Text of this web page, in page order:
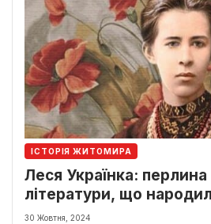
ІСТОРІЯ ЖИТОМИРА
Леся Українка: перлина
літератури, що
Житомирі
30 Жовтня, 2024